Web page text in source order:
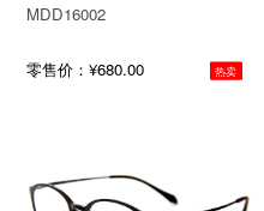
MDD16002
零售价：¥680.00 热卖